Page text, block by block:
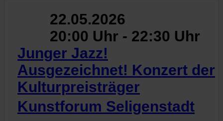
22.05.2026
20:00 Uhr - 22:30 Uhr
Junger Jazz!
Ausgezeichnet! Konzert der
Kulturpreisträger
Kunstforum Seligenstadt